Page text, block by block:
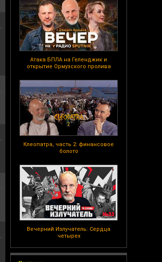
Атака БПЛА на Геленджик и
открытие Ормузского пролива
Клеопатра, часть 2: финансовое
болото
Вечерний Излучатель: Сердца
четырех